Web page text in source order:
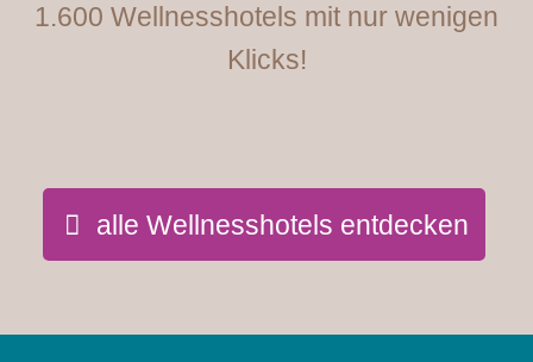
1.600 Wellnesshotels mit nur wenigen
Klicks!
alle Wellnesshotels entdecken